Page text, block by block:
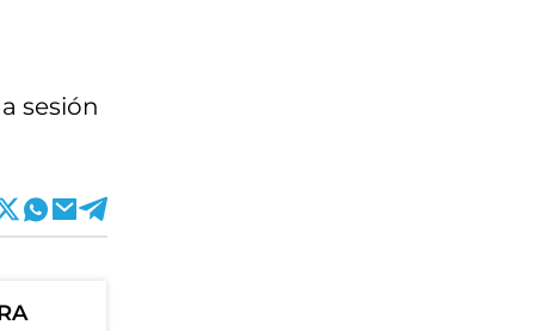
sesión